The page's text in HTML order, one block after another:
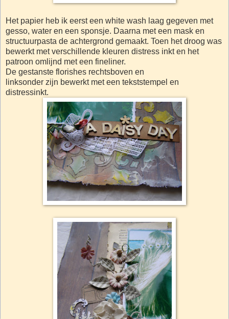
Het papier heb ik eerst een white wash laag gegeven met
gesso, water en een sponsje. Daarna met een mask en
structuurpasta de achtergrond gemaakt. Toen het droog was
bewerkt met verschillende kleuren distress inkt en het
patroon omlijnd met een fineliner.
De gestanste florishes rechtsboven en
linksonder zijn bewerkt met een tekststempel en
distressinkt.